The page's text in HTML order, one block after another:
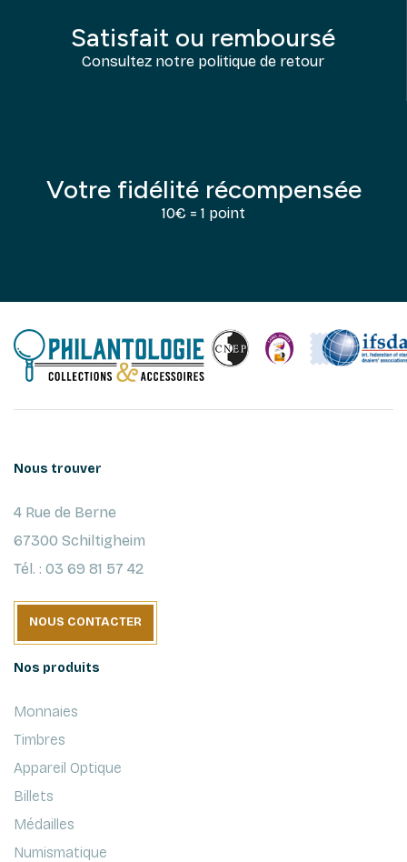
Satisfait ou remboursé
Consultez notre politique de retour
Votre fidélité récompensée
10€ = 1 point
Nous trouver
4 Rue de Berne
67300 Schiltigheim
Tél. : 03 69 81 57 42
NOUS CONTACTER
Nos produits
Monnaies
Timbres
Appareil Optique
Billets
Médailles
Numismatique